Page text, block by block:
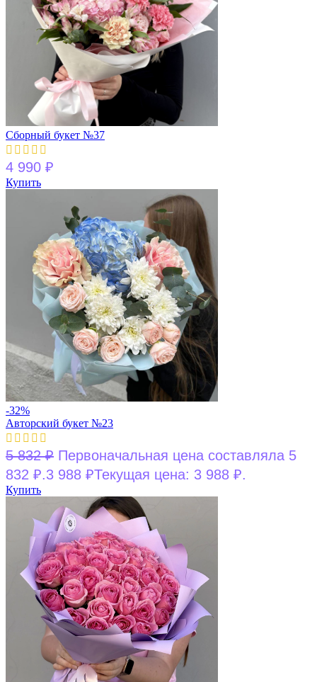
Сборный букет №37
4 990 ₽
Купить
-32%
Авторский букет №23
5 832₽ Первоначальная цена составляла 5
832 ₽.3 988 ₽Текущая цена: 3 988 ₽.
Купить